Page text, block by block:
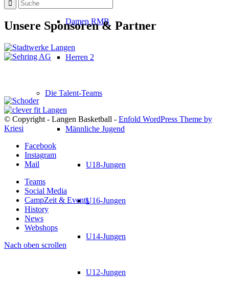
Damen RMB
Herren 2
Die Talent-Teams
Männliche Jugend
U18-Jungen
U16-Jungen
U14-Jungen
U12-Jungen
Unsere Sponsoren & Partner
© Copyright - Langen Basketball - Enfold WordPress Theme by
Kriesi
Facebook
Instagram
Mail
Teams
Social Media
CampZeit & Events
History
News
Webshops
Nach oben scrollen